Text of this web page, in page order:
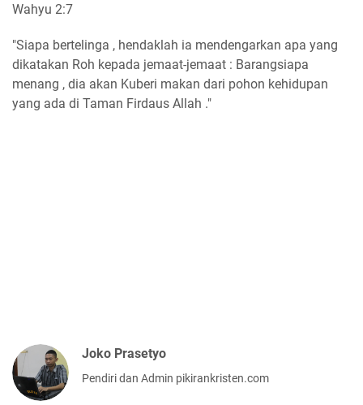
Wahyu 2:7
"Siapa bertelinga , hendaklah ia mendengarkan apa yang
dikatakan Roh kepada jemaat-jemaat : Barangsiapa
menang , dia akan Kuberi makan dari pohon kehidupan
yang ada di Taman Firdaus Allah ."
Joko Prasetyo
Pendiri dan Admin pikirankristen.com